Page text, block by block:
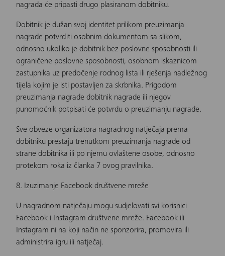
nagrada će pripasti drugo plasiranom dobitniku.
Dobitnik je dužan svoj identitet prilikom preuzimanja
nagrade potvrditi osobnim dokumentom sa slikom,
odnosno ukoliko je dobitnik bez poslovne sposobnosti ili
ograničene poslovne sposobnosti, osobnom iskaznicom
zastupnika uz predočenje rodnog lista ili rješenja nadležnog
tijela kojim je isti postavljen za skrbnika. Prigodom
preuzimanja nagrade dobitnik nagrade ili njegov
punomoćnik potpisati će potvrdu o preuzimanju nagrade.
Sve obveze organizatora nagradnog natječaja prema
dobitniku prestaju trenutkom preuzimanja nagrade od
strane dobitnika ili po njemu ovlaštene osobe, odnosno
protekom roka iz članka 7 ovog pravilnika.
8. Izuzimanje Facebook društvene mreže
U nagradnom natječaju mogu sudjelovati svi korisnici
Facebook i Instagram društvene mreže. Facebook ili
Instagram ni na koji način ne sponzorira, promovira ili
administrira igru ili natječaj.